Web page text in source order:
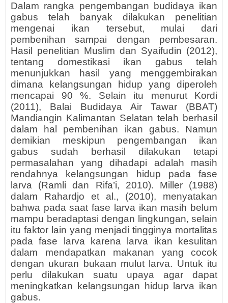
Dalam rangka pengembangan budidaya ikan
gabus telah banyak dilakukan penelitian
mengenai ikan tersebut, mulai dari
pembenihan sampai dengan pembesaran.
Hasil penelitian Muslim dan Syaifudin (2012),
tentang domestikasi ikan gabus telah
menunjukkan hasil yang menggembirakan
dimana kelangsungan hidup yang diperoleh
mencapai 90 %. Selain itu menurut Kordi
(2011), Balai Budidaya Air Tawar (BBAT)
Mandiangin Kalimantan Selatan telah berhasil
dalam hal pembenihan ikan gabus. Namun
demikian meskipun pengembangan ikan
gabus sudah berhasil dilakukan tetapi
permasalahan yang dihadapi adalah masih
rendahnya kelangsungan hidup pada fase
larva (Ramli dan Rifa’i, 2010). Miller (1988)
dalam Rahardjo et al., (2010), menyatakan
bahwa pada saat fase larva ikan masih belum
mampu beradaptasi dengan lingkungan, selain
itu faktor lain yang menjadi tingginya mortalitas
pada fase larva karena larva ikan kesulitan
dalam mendapatkan makanan yang cocok
dengan ukuran bukaan mulut larva. Untuk itu
perlu dilakukan suatu upaya agar dapat
meningkatkan kelangsungan hidup larva ikan
gabus.